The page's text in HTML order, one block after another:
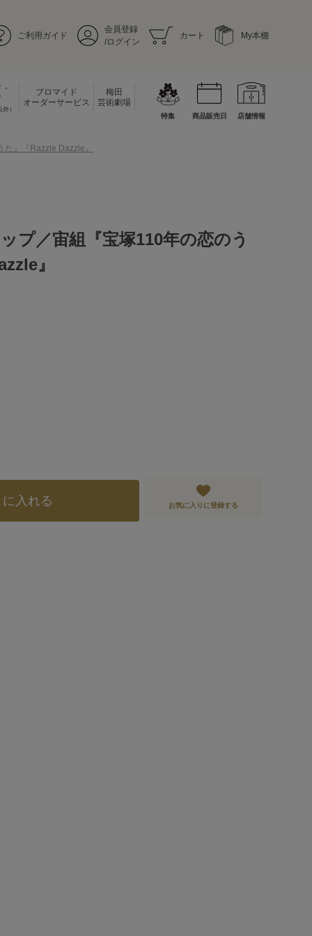
ご利用ガイド
会員登録
/ログイン
カート My本棚
）
ブロマイド
オーダーサービス
梅田
芸術劇場
特集 商品販売日 店舗情報
』『Razzle Dazzle』
プ／宙組『宝塚110年の恋のう
』
入れる お気に入りに登録する